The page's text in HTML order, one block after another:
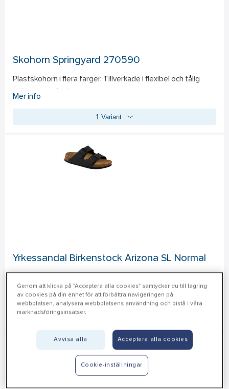
Skohorn Springyard 270590
Plastskohorn i flera färger. Tillverkade i flexibel och tålig
polypropenplast.
Mer info
1 Variant
Yrkessandal Birkenstock Arizona SL Normal
yttersula - olje- och fettbeständig yttersula.
Tillämpningsområde: (Hotell/Restaurang/Catering),
Servicepersonal. Testad för halksäkerhet SRA. EN ISO
Mer info
Genom att klicka på "Acceptera alla cookies" samtycker du till lagring
av cookies på din enhet för att förbättra navigeringen på
webbplatsen, analysera webbplatsens användning och bistå i våra
marknadsföringsinsatser.
Avvisa alla Acceptera alla cookies
Cookie-inställningar